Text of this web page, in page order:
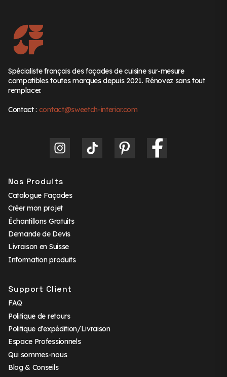
Spécialiste français des façades de cuisine sur-mesure
compatibles toutes marques depuis 2021. Rénovez sans tout
remplacer.
Contact : contact@sweetch-interior.com
Nos Produits
Catalogue Façades
Créer mon projet
Échantillons Gratuits
Demande de Devis
Livraison en Suisse
Information produits
Support Client
FAQ
Politique de retours
Politique d'expédition/Livraison
Espace Professionnels
Qui sommes-nous
Blog & Conseils